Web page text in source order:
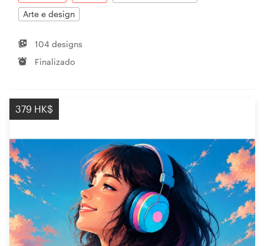
Arte e design
104 designs
Finalizado
379 HK$